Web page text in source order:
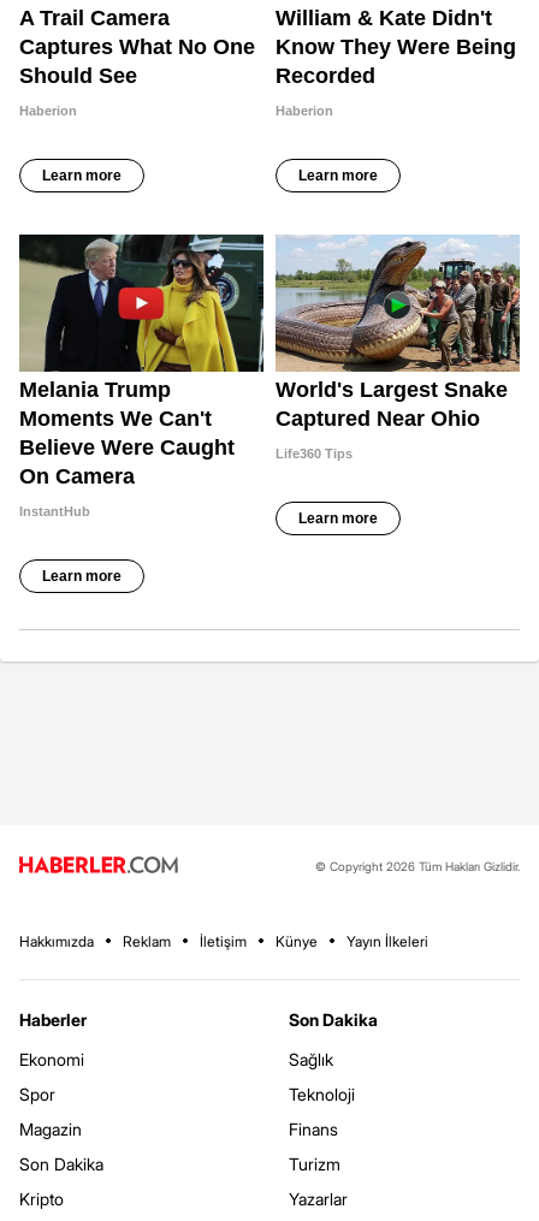
© Copyright 2026 Tüm Hakları Gizlidir.
Hakkımızda Reklam İletişim Künye Yayın İlkeleri
Haberler
Ekonomi
Spor
Magazin
Son Dakika
Kripto
Son Dakika
Sağlık
Teknoloji
Finans
Turizm
Yazarlar